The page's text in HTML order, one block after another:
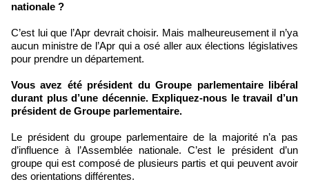
nationale ?
C’est lui que l’Apr devrait choisir. Mais malheureusement il n’ya
aucun ministre de l’Apr qui a osé aller aux élections législatives
pour prendre un département.
Vous avez été président du Groupe parlementaire libéral
durant plus d’une décennie. Expliquez-nous le travail d’un
président de Groupe parlementaire.
Le président du groupe parlementaire de la majorité n’a pas
d’influence à l’Assemblée nationale. C’est le président d’un
groupe qui est composé de plusieurs partis et qui peuvent avoir
des orientations différentes.